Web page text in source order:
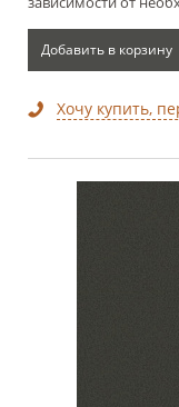
Добавить в корзину
Хочу купить,